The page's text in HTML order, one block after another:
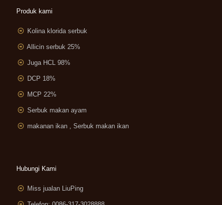
Produk kami
Kolina klorida serbuk
Allicin serbuk 25%
Juga HCL 98%
DCP 18%
MCP 22%
Serbuk makan ayam
makanan ikan , Serbuk makan ikan
Hubungi Kami
Miss jualan LiuPing